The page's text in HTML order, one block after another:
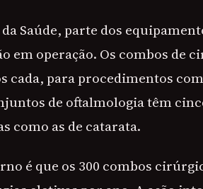
Saúde, parte dos
em operação. Os combos de
cada, para procedimentos
de oftalmologia têm
como as de catarata.
é que os 300 combos